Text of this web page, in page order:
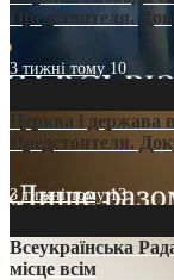
Предстоятеля.
3 тижні тому 10
Церква і держава
Предстоятеля.
3 тижні тому13
Всеукраїнська
місце всім